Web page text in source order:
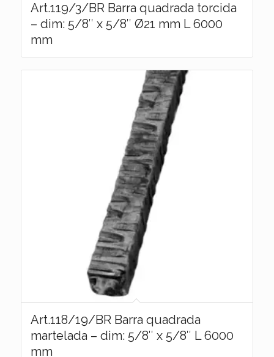
Art.119/3/BR Barra quadrada torcida
– dim: 5/8″ x 5/8″ Ø21 mm L 6000
mm
Art.118/19/BR Barra quadrada
martelada – dim: 5/8″ x 5/8″ L 6000
mm